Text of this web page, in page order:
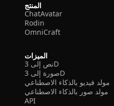
المنتج
ChatAvatar
Rodin
OmniCraft
الميزات
نص إلى 3D
صورة إلى 3D
مولد فيديو بالذكاء الاصطناعي
مولد صور بالذكاء الاصطناعي
API